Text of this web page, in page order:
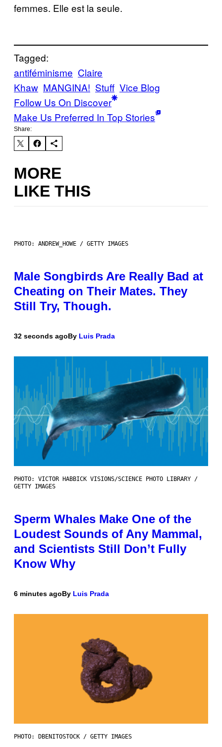
femmes. Elle est la seule.
Tagged:
antiféminisme Claire
Khaw MANGINA! Stuff Vice Blog
Follow Us On Discover
Make Us Preferred In Top Stories
Share:
MORE
LIKE THIS
PHOTO: ANDREW_HOWE / GETTY IMAGES
Male Songbirds Are Really Bad at
Cheating on Their Mates. They
Still Try, Though.
32 seconds agoBy Luis Prada
PHOTO: VICTOR HABBICK VISIONS/SCIENCE PHOTO LIBRARY /
GETTY IMAGES
Sperm Whales Make One of the
Loudest Sounds of Any Mammal,
and Scientists Still Don’t Fully
Know Why
6 minutes agoBy Luis Prada
PHOTO: DBENITOSTOCK / GETTY IMAGES